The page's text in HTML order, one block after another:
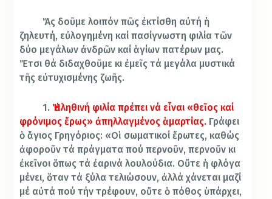
Ἄς δοῦμε λοιπόν πῶς ἐκτίσθη αὐτή ἡ
ζηλευτή, εὐλογημένη καί πασίγνωστη φιλία τῶν
δύο μεγάλων ἀνδρῶν καί ἁγίων πατέρων μας.
Ἔτσι θά διδαχθοῦμε κι ἐμεῖς τά μεγάλα μυστικά
τῆς εὐτυχισμένης ζωῆς.
1. Ἡ ἀληθινή φιλία πρέπει νά εἶναι «θεῖος καί
φρόνιμος ἔρως» ἀπηλλαγμένος ἁμαρτίας. Γράφει
ὁ ἅγιος Γρηγόριος: «Οἱ σωματικοί ἔρωτες, καθώς
ἀφοροῦν τά πράγματα πού περνοῦν, περνοῦν κι
ἐκεῖνοι ὅπως τά ἐαρινά λουλούδια. Οὔτε ἡ φλόγα
μένει, ὅταν τά ξύλα τελιώσουν, ἀλλά χάνεται μαζί
μέ αὐτά πού τήν τρέφουν, οὔτε ὁ πόθος ὑπάρχει,